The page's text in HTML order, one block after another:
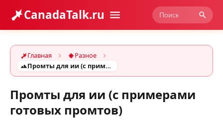
CanadaTalk.ru
Главная
Разное
Промты для ии (с примерами готовых промтов)
Промты для ии (с примерами
готовых промтов)